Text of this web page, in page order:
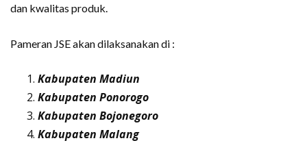
dan kwalitas produk.
Pameran JSE akan dilaksanakan di :
Kabupaten Madiun
Kabupaten Ponorogo
Kabupaten Bojonegoro
Kabupaten Malang